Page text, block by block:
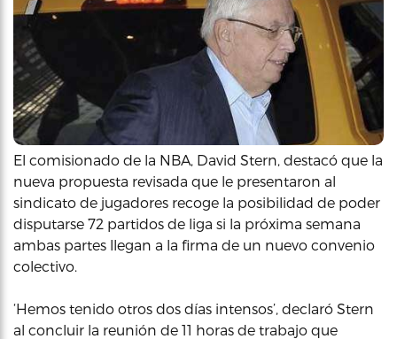
El comisionado de la NBA, David Stern, destacó que la
nueva propuesta revisada que le presentaron al
sindicato de jugadores recoge la posibilidad de poder
disputarse 72 partidos de liga si la próxima semana
ambas partes llegan a la firma de un nuevo convenio
colectivo.
‘Hemos tenido otros dos días intensos’, declaró Stern
al concluir la reunión de 11 horas de trabajo que